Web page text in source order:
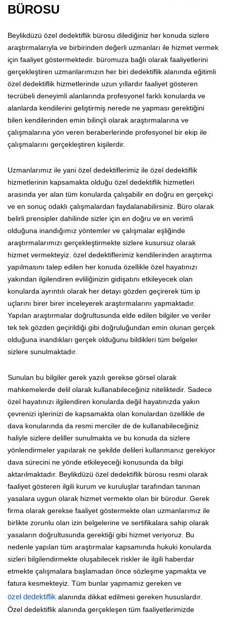
BÜROSU
Beylikdüzü özel dedektiflik bürosu dilediğiniz her konuda sizlere
araştırmalarıyla ve birbirinden değerli uzmanları ile hizmet vermek
için faaliyet göstermektedir. büromuza bağlı olarak faaliyetlerini
gerçekleştiren uzmanlarımızın her biri dedektiflik alanında eğitimli
özel dedektiflik hizmetlerinde uzun yıllardır faaliyet gösteren
tecrübeli deneyimli alanlarında profesyonel farklı konularda ve
alanlarda kendilerini geliştirmiş nerede ne yapması gerektiğini
bilen kendilerinden emin bilinçli olarak araştırmalarına ve
çalışmalarına yön veren beraberlerinde profesyonel bir ekip ile
çalışmalarını gerçekleştiren kişilerdir.
Uzmanlarımız ile yani özel dedektiflerimiz ile özel dedektiflik
hizmetlerinin kapsamakta olduğu özel dedektiflik hizmetleri
arasında yer alan tüm konularda çalışabilir en doğru en gerçekçi
ve en sonuç odaklı çalışmalardan faydalanabilirsiniz. Büro olarak
belirli prensipler dahilinde sizler için en doğru ve en verimli
olduğuna inandığımız yöntemler ve çalışmalar eşliğinde
araştırmalarımızı gerçekleştirmekte sizlere kusursuz olarak
hizmet vermekteyiz. özel dedektiflerimiz kendilerinden araştırma
yapılmasını talep edilen her konuda özellikle özel hayatınızı
yakından ilgilendiren evliliğinizin gidişatını etkileyecek olan
konularda ayrıntılı olarak her detayı gözden geçirerek tüm ip
uçlarını birer birer inceleyerek araştırmalarını yapmaktadır.
Yapılan araştırmalar doğrultusunda elde edilen bilgiler ve veriler
tek tek gözden geçirildiği gibi doğruluğundan emin olunan gerçek
olduğuna inandıkları gerçek olduğunu bildikleri tüm belgeler
sizlere sunulmaktadır.
Sunulan bu bilgiler gerek yazılı gerekse görsel olarak
mahkemelerde delil olarak kullanabileceğiniz niteliktedir. Sadece
özel hayatınızı ilgilendiren konularda değil hayatınızda yakın
çevrenizi işlerinizi de kapsamakta olan konulardan özellikle de
dava konularında da resmi merciler de de kullanabileceğiniz
haliyle sizlere deliller sunulmakta ve bu konuda da sizlere
yönlendirmeler yapılarak ne şekilde delileri kullanmanız gerekiyor
dava sürecini ne yönde etkileyeceği konusunda da bilgi
aktarılmaktadır. Beylikdüzü özel dedektiflik bürosu resmi olarak
faaliyet gösteren ilgili kurum ve kuruluşlar tarafından tanınan
yasalara uygun olarak hizmet vermekte olan bir bürodur. Gerek
firma olarak gerekse faaliyet göstermekte olan uzmanlarımız ile
birlikte zorunlu olan izin belgelerine ve sertifikalara sahip olarak
yasaların doğrultusunda gerektiği gibi hizmet veriyoruz. Bu
nedenle yapılan tüm araştırmalar kapsamında hukuki konularda
sizleri bilgilendirmekte oluşabilecek riskler ile ilgili haberdar
etmekte çalışmalara başlamadan önce sözleşme yapmakta ve
fatura kesmekteyiz. Tüm bunlar yapmamız gereken ve
özel dedektiflik alanında dikkat edilmesi gereken hususlardır.
Özel dedektiflik alanında gerçekleşen tüm faaliyetlerimizde